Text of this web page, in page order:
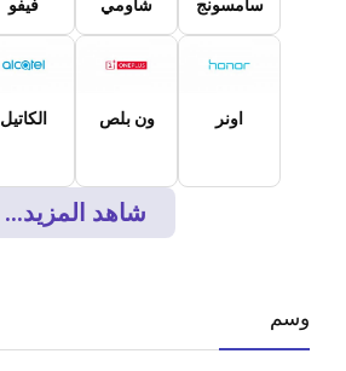
سامسونج شاومي فيفو
اونر ون بلص الكاتيل
شاهد المزيد...
وسم